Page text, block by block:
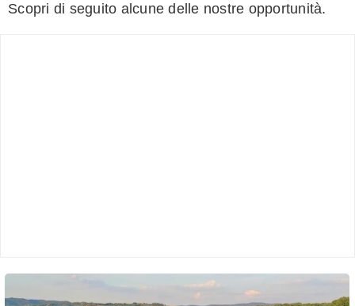
Scopri di seguito alcune delle nostre opportunità.